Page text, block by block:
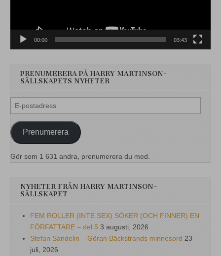
00:00 03:43
PRENUMERERA PÅ HARRY MARTINSON-
SÄLLSKAPETS NYHETER
E-
postadress
Prenumerera
Gör som 1 631 andra, prenumerera du med.
NYHETER FRÅN HARRY MARTINSON-
SÄLLSKAPET
FEM ROLLER (INTE SEX) SÖKER (OCH FINNER) EN
FÖRFATTARE – del 5 3 augusti, 2026
Stefan Sandelin – Göran Bäckstrands minnesord 23
juli, 2026